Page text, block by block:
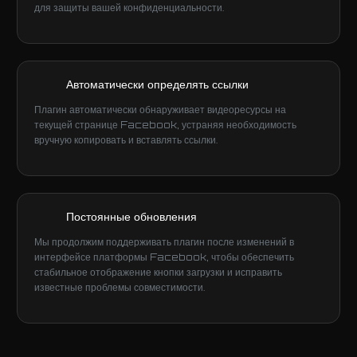
для защиты вашей конфиденциальности.
Автоматически определять ссылки
Плагин автоматически обнаруживает видеоресурсы на
текущей странице Facebook, устраняя необходимость
вручную копировать и вставлять ссылки.
Постоянные обновления
Мы продолжим поддерживать плагин после изменений в
интерфейсе платформы Facebook, чтобы обеспечить
стабильное отображение кнопки загрузки и исправить
известные проблемы совместимости.